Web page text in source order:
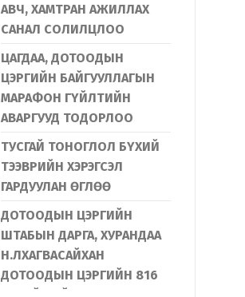
АВЧ, ХАМТРАН АЖИЛЛАХ
САНАЛ СОЛИЛЦЛОО
ЦАГДАА, ДОТООДЫН
ЦЭРГИЙН БАЙГУУЛЛАГЫН
МАРАФОН ГҮЙЛТИЙН
АВАРГУУД ТОДОРЛОО
ТУСГАЙ ТОНОГЛОЛ БҮХИЙ
ТЭЭВРИЙН ХЭРЭГСЭЛ
ГАРДУУЛАН ӨГЛӨӨ
ДОТООДЫН ЦЭРГИЙН
ШТАБЫН ДАРГА, ХУРАНДАА
Н.ЛХАГВАСАЙХАН
ДОТООДЫН ЦЭРГИЙН 816